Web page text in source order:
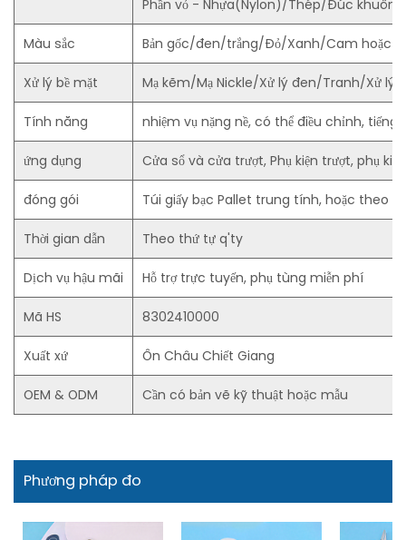
Phần vỏ - Nhựa(Nylon)/Thép/Đúc khuôn
Màu sắc Bản gốc/đen/trắng/Đỏ/Xanh/Cam hoặc
Xử lý bề mặt Mạ kẽm/Mạ Nickle/Xử lý đen/Tranh/Xử lý
Tính năng nhiệm vụ nặng nề, có thể điều chỉnh,
ứng dụng Cửa sổ và cửa trượt, Phụ kiện trượt, phụ
đóng gói Túi giấy bạc Pallet trung tính, hoặc theo
Thời gian dẫn Theo thứ tự q'ty
Dịch vụ hậu mãi Hỗ trợ trực tuyến, phụ tùng miễn phí
Mã HS 8302410000
Xuất xứ Ôn Châu Chiết Giang
OEM & ODM Cần có bản vẽ kỹ thuật hoặc mẫu
Phương pháp đo